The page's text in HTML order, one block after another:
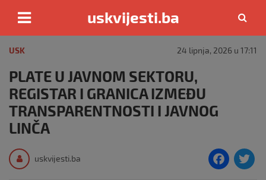
content
uskvijesti.ba
USK 24 lipnja, 2026 u 17:11
PLATE U JAVNOM SEKTORU,
REGISTAR I GRANICA IZMEĐU
TRANSPARENTNOSTI I JAVNOG
LINČA
uskvijesti.ba
F